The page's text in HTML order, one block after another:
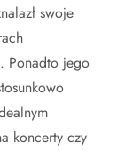
swoje
Ponadto jego
koncerty czy